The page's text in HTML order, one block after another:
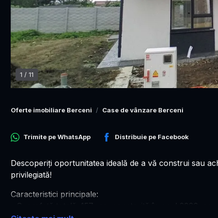
1 / 11
Oferte imobiliare Berceni Case de vânzare Berceni
Trimite peWhatsApp Distribuie pe Facebook
Descoperiţi oportunitatea ideală de a vă construi sau
privilegiată!
Caracteristici principale:
- Suprafaţă totală: 157 mp, construită în anul 2026, pe